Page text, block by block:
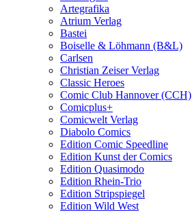
Artegrafika
Atrium Verlag
Bastei
Boiselle & Löhmann (B&L)
Carlsen
Christian Zeiser Verlag
Classic Heroes
Comic Club Hannover (CCH)
Comicplus+
Comicwelt Verlag
Diabolo Comics
Edition Comic Speedline
Edition Kunst der Comics
Edition Quasimodo
Edition Rhein-Trio
Edition Stripspiegel
Edition Wild West